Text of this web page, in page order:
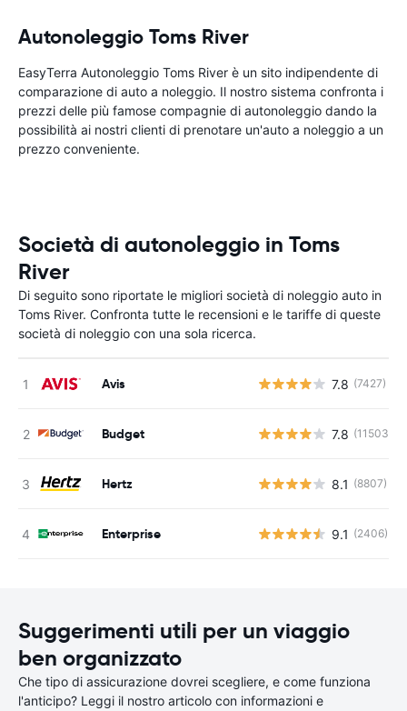
Autonoleggio Toms River
EasyTerra Autonoleggio Toms River è un sito indipendente di
comparazione di auto a noleggio. Il nostro sistema confronta i
prezzi delle più famose compagnie di autonoleggio dando la
possibilità ai nostri clienti di prenotare un'auto a noleggio a un
prezzo conveniente.
Società di autonoleggio in Toms
River
Di seguito sono riportate le migliori società di noleggio auto in
Toms River. Confronta tutte le recensioni e le tariffe di queste
società di noleggio con una sola ricerca.
Avis 7.8 (7427)
Budget 7.8 (11503)
Hertz 8.1 (8807)
Enterprise 9.1 (2406)
Suggerimenti utili per un viaggio
ben organizzato
Che tipo di assicurazione dovrei scegliere, e come funziona
l'anticipo? Leggi il nostro articolo con informazioni e